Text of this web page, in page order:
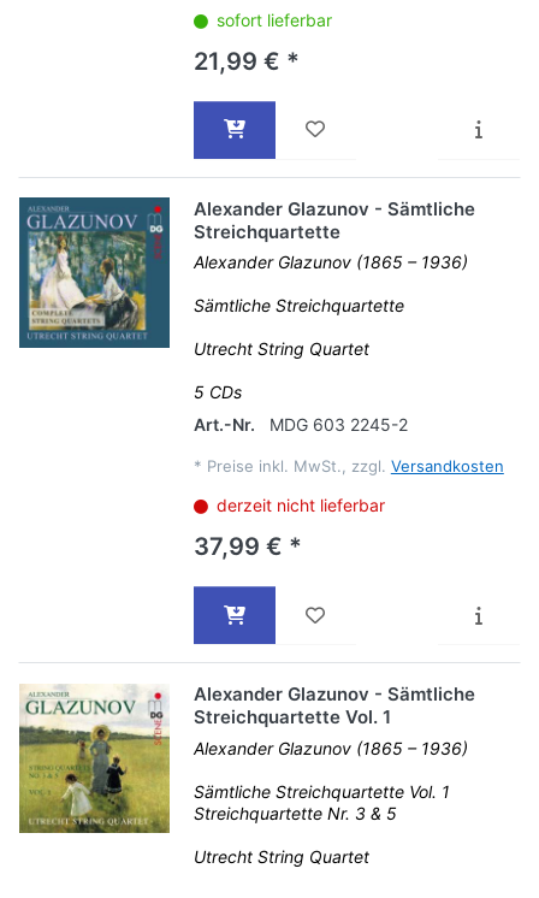
sofort lieferbar
21,99 € *
Alexander Glazunov - Sämtliche
Streichquartette
Alexander Glazunov (1865 – 1936)
Sämtliche Streichquartette
Utrecht String Quartet
5 CDs
Art.-Nr.
MDG 603 2245-2
* Preise inkl. MwSt., zzgl. Versandkosten
derzeit nicht lieferbar
37,99 € *
Alexander Glazunov - Sämtliche
Streichquartette Vol. 1
Alexander Glazunov (1865 – 1936)
Sämtliche Streichquartette Vol. 1
Streichquartette Nr. 3 & 5
Utrecht String Quartet